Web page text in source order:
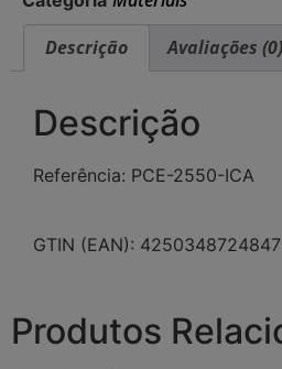
Descrição
Avaliações (0)
Descrição
Referência: PCE-2550-ICA
GTIN (EAN): 4250348724847
Produtos